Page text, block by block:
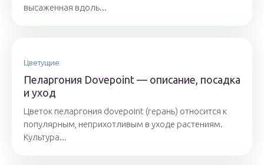
высаженная вдоль...
Цветущие
Пеларгония Dovepoint — описание, посадка
и уход
Цветок пеларгония dovepoint (герань) относится к
популярным, неприхотливым в уходе растениям.
Культура...